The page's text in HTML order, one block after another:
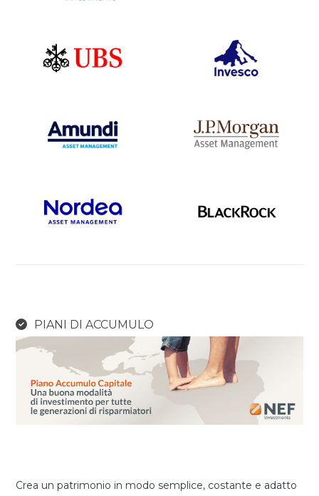
PIANI DI ACCUMULO
Crea un patrimonio in modo semplice, costante e adatto